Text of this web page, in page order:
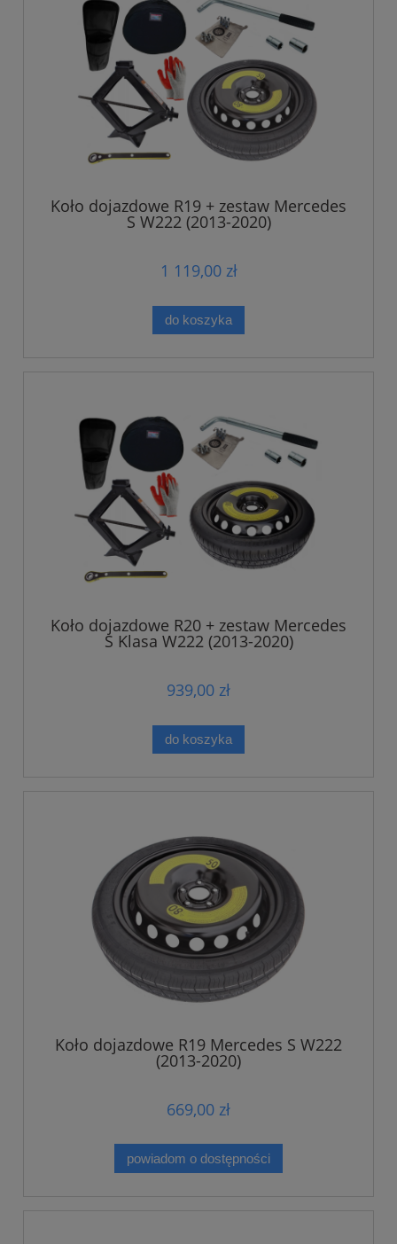
Koło dojazdowe R19 + zestaw Mercedes
S W222 (2013-2020)
1 119,00 zł
do koszyka
Koło dojazdowe R20 + zestaw Mercedes
S Klasa W222 (2013-2020)
939,00 zł
do koszyka
Koło dojazdowe R19 Mercedes S W222
(2013-2020)
669,00 zł
powiadom o dostępności